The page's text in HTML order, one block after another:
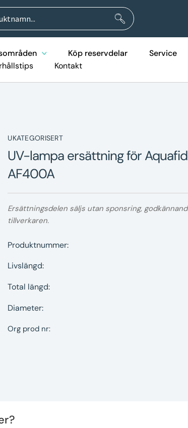
Köp reservdelar Service
Kontakt
UKATEGORISERT
UV-lampa ersättning för
AF400A
Ersättningsdelen säljs utan sponsring,
tillverkaren.
Produktnummer:
Livslängd:
Total längd:
Diameter:
Org prod nr: